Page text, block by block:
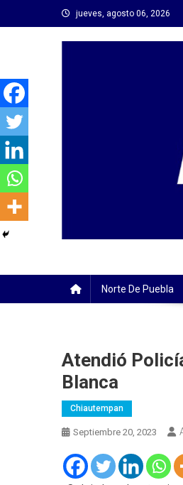
al
jueves, agosto 06, 2026
Norte De Puebla
Atendió
Blanca
Chiautempan
Septiembre 20, 2023